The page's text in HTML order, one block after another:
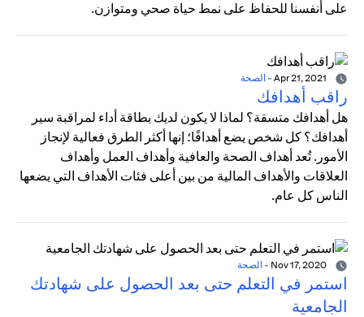
على أنفسنا للحفاظ على نمط حياة صحي ومتوازن.
- الصحة
راقب أهدافك
هل أهدافك متسقة؟ لماذا لا يكون لديك بطاقة أداء لمراقبة سير
أهدافك؟ كل شخص يضع أهدافًا؛ إنها أكثر الطرق فعالية لإنجاز
الأمور. تُعد أهداف الصحة والعافية وأهداف العمل وأهداف
العلاقات والأهداف المالية من بين أعلى فئات الأهداف التي يضعها
الناس كل عام.
- الصحة
استمر في التعلم حتى بعد الحصول على شهادتك
الجامعية